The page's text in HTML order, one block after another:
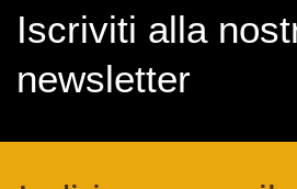
Iscriviti alla
newsletter